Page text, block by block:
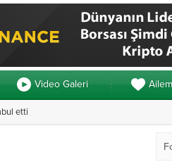
Video Galeri Ailem
etti